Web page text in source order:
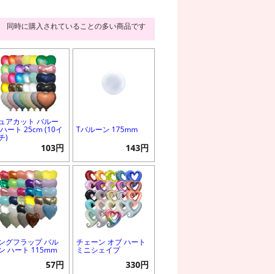
同時に購入されていることの多い商品です
アカット バルー
ート 25cm (10イ
)
103円
Tバルーン 175mm
143円
グフラップ バル
ハート 115mm
57円
チェーン オブ ハート
ミニシェイプ
330円